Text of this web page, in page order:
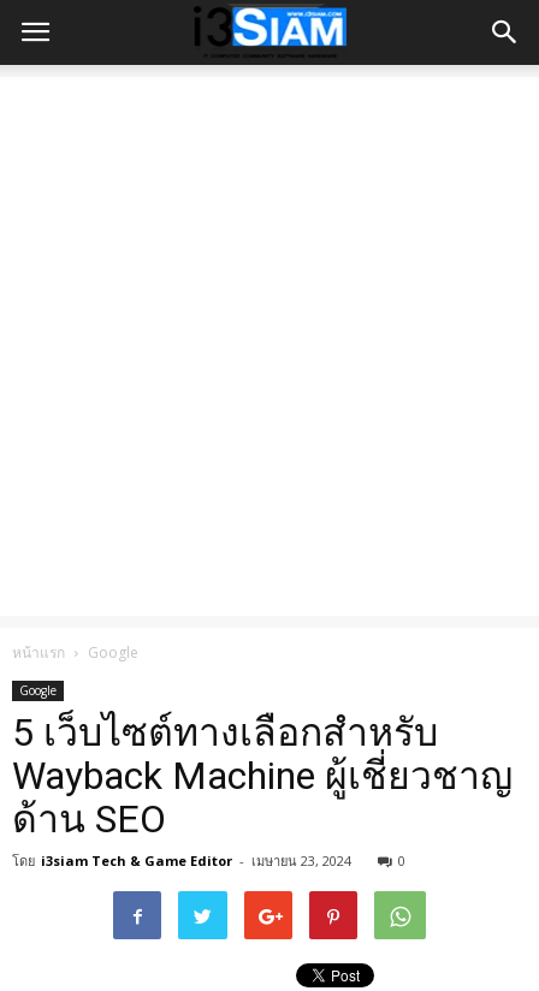
หน้าแรก Google
Google
5 เว็บไซต์ทางเลือกสำหรับ
Wayback Machine ผู้เชี่ยวชาญ
ด้าน SEO
โดย i3siam Tech & Game Editor - เมษายน 23, 2024 0